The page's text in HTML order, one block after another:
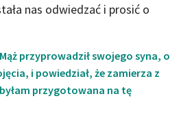
nas odwiedzać i prosić o
Mąż przyprowadził swojego syna, o
i powiedział, że zamierza z
przygotowana na tę